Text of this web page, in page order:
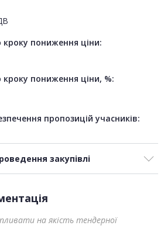
кроку пониження ціни:
кроку пониження ціни, %:
пропозицій учасників:
закупівлі
на якість тендерної